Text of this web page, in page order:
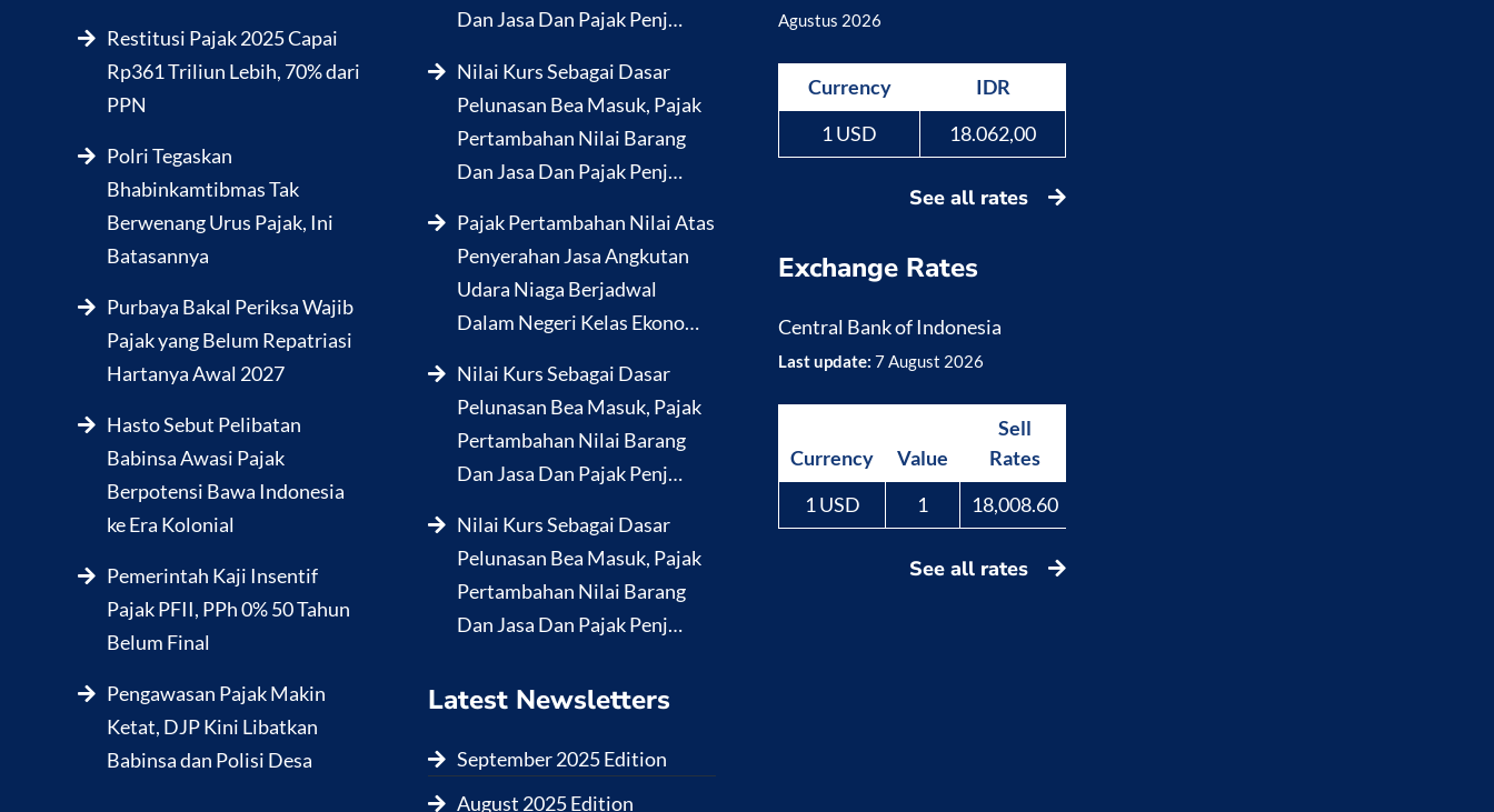
Restitusi Pajak 2025 Capai
Rp361 Triliun Lebih, 70% dari
PPN
Polri Tegaskan
Bhabinkamtibmas Tak
Berwenang Urus Pajak, Ini
Batasannya
Purbaya Bakal Periksa Wajib
Pajak yang Belum Repatriasi
Hartanya Awal 2027
Hasto Sebut Pelibatan
Babinsa Awasi Pajak
Berpotensi Bawa Indonesia
ke Era Kolonial
Pemerintah Kaji Insentif
Pajak PFII, PPh 0% 50 Tahun
Belum Final
Pengawasan Pajak Makin
Ketat, DJP Kini Libatkan
Babinsa dan Polisi Desa
Dan Jasa Dan Pajak Penj…
Nilai Kurs Sebagai Dasar
Pelunasan Bea Masuk, Pajak
Pertambahan Nilai Barang
Dan Jasa Dan Pajak Penj…
Pajak Pertambahan Nilai Atas
Penyerahan Jasa Angkutan
Udara Niaga Berjadwal
Dalam Negeri Kelas Ekono…
Nilai Kurs Sebagai Dasar
Pelunasan Bea Masuk, Pajak
Pertambahan Nilai Barang
Dan Jasa Dan Pajak Penj…
Nilai Kurs Sebagai Dasar
Pelunasan Bea Masuk, Pajak
Pertambahan Nilai Barang
Dan Jasa Dan Pajak Penj…
Latest Newsletters
September 2025 Edition
August 2025 Edition
Agustus 2026
Currency
IDR
1 USD
18.062,00
See all rates
Exchange Rates
Central Bank of Indonesia
Last update: 7 August 2026
Currency Value
Sell
Rates
1 USD
1 18,008.60
See all rates